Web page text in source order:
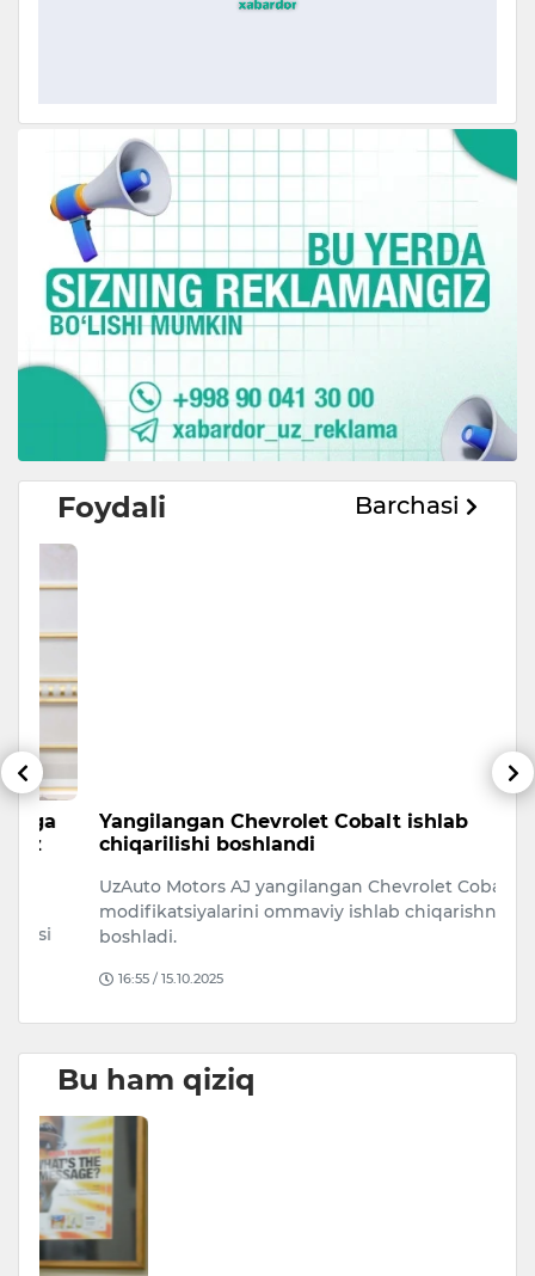
Foydali Barchasi
Yangilangan Chevrolet Cobalt ishlab
chiqarilishi boshlandi
UzAuto Motors AJ yangilangan Chevrolet Cobalt
modifikatsiyalarini ommaviy ishlab chiqarishni
boshladi.
16:55 / 15.10.2025
Bu ham qiziq